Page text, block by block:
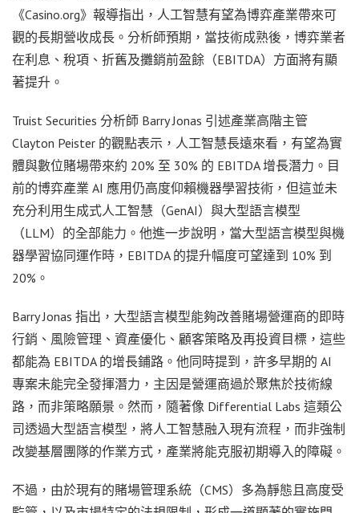
《Casino.org》報導指出，人工智慧有望為博弈產業帶來可
觀的長期營收成長。分析師預期，當技術成熟後，博弈業者
在利息、稅項、折舊及攤銷前盈餘（EBITDA）方面將有顯
著提升。
Truist Securities 分析師 Barry Jonas 引述產業高階主管
Clayton Peister 的觀點表示，人工智慧長遠來看，有望為實
體與數位賭場帶來約 20% 至 30% 的 EBITDA 增長潛力。目
前的博弈產業 AI 應用仍高度仰賴機器學習技術，但這並未
充分利用生成式人工智慧（GenAI）與大型語言模型
（LLM）的全部能力。他進一步說明，當大型語言模型與機
器學習協同運作時，EBITDA 的提升幅度可望達到 10% 到
20%。
Barry Jonas 指出，大型語言模型能夠改善賭場營運商的即時
行銷、風險管理、資產優化、顧客策略及再投資目標，這些
都能為 EBITDA 的增長鋪路。他同時提到，許多早期的 AI
專案未能完全發揮潛力，主因是營運商過於聚焦於技術線
路，而非策略願景。然而，隨著像 Differential Labs 這類公
司透過大型語言模型，將人工智慧融入現有流程，而非強制
改變基層團隊的作業方式，產業將能克服初期導入的障礙。
不過，由於現有的賭場管理系統（CMS）多為靜態且高度受